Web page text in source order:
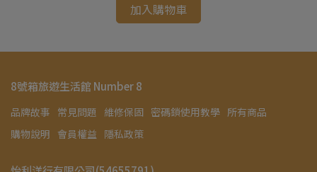
加入購物車
8號箱旅遊生活館 Number 8
品牌故事 常見問題 維修保固 密碼鎖使用教學 所有商品
購物說明 會員權益 隱私政策